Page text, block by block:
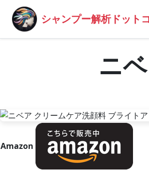
シャンプー解析ドット
ニ
Amazon